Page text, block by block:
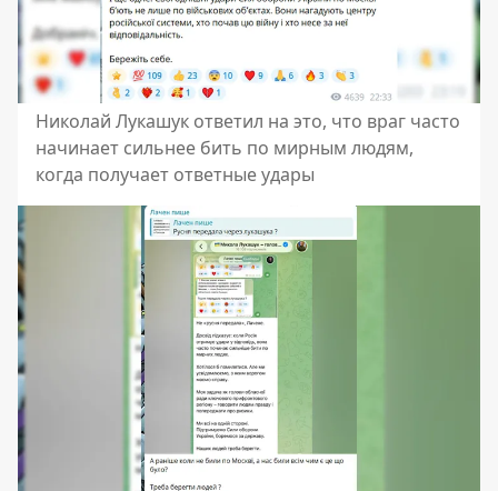
Николай Лукашук ответил на это, что враг часто
начинает сильнее бить по мирным людям,
когда получает ответные удары